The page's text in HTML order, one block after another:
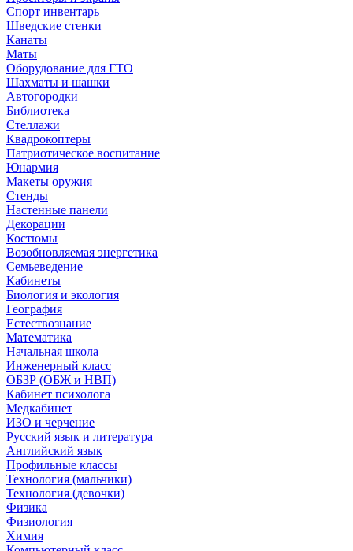
Спорт инвентарь
Шведские стенки
Канаты
Маты
Оборудование для ГТО
Шахматы и шашки
Автогородки
Библиотека
Стеллажи
Квадрокоптеры
Патриотическое воспитание
Юнармия
Макеты оружия
Стенды
Настенные панели
Декорации
Костюмы
Возобновляемая энергетика
Семьеведение
Кабинеты
Биология и экология
География
Естествознание
Математика
Начальная школа
Инженерный класс
ОБЗР (ОБЖ и НВП)
Кабинет психолога
Медкабинет
ИЗО и черчение
Русский язык и литература
Английский язык
Профильные классы
Технология (мальчики)
Технология (девочки)
Физика
Физиология
Химия